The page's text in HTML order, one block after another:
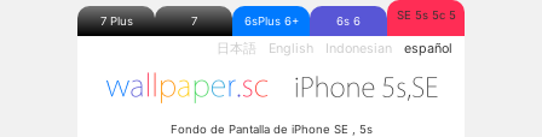
7 Plus 7 6sPlus 6+ 6s 6 SE 5s 5c 5
日本語 English Indonesian español
Fondo de Pantalla de iPhone SE , 5s